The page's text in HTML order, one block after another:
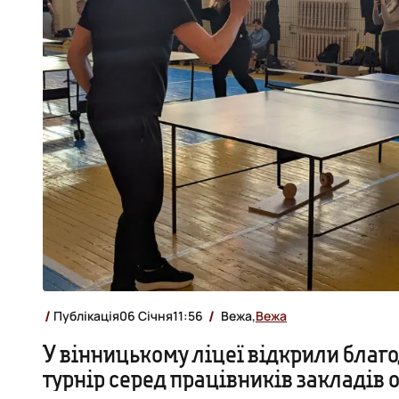
Публікація06 Січня11:56 Вежа,Вежа
У вінницькому ліцеї відкрили
турнір серед працівників закладів